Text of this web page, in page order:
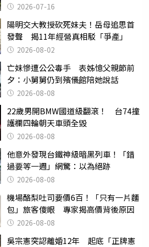
2026-07-16
陽明交大教授砍死妹夫！岳母追思首
發聲 揭11年經營真相駁「爭產」
2026-08-02
亡妹慘遭公公毒手 表姊憶父親節前
夕：小舅舅仍到殯儀館陪她說話
2026-08-08
22歲男開BMW國道級翻滾！ 台74撞
護欄四輪朝天車頭全毀
2026-08-08
他意外發現台鐵神級暗黑列車！「錯
過要等一週」網驚：以為絕跡
2026-08-08
機場酪梨吐司要價6百！「只有一片麵
包」旅客傻眼 專家揭高價背後原因
2026-08-08
吳宗憲突認離婚12年 起底「正牌憲